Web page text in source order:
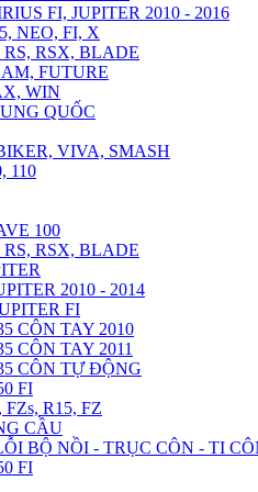
FI, JUPITER 2010 - 2016
NEO, FI, X
RS, RSX, BLADE
FUTURE
WIN
QUỐC
VIVA, SMASH
110
100
RS, RSX, BLADE
2010 - 2014
FI
CÔN TAY 2010
CÔN TAY 2011
CÔN TỰ ĐỘNG
FI
FZs, R15, FZ
CẦU
BỘ NỒI - TRỤC CÔN - TI
FI